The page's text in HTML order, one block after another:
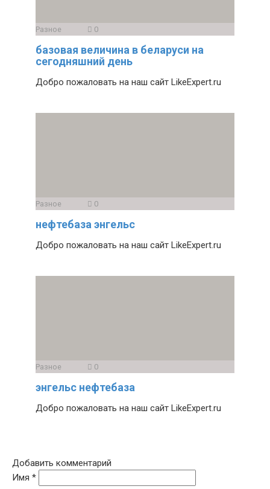
Разное 0
базовая величина в беларуси на
сегодняшний день
Добро пожаловать на наш сайт LikeExpert.ru
Разное 0
нефтебаза энгельс
Добро пожаловать на наш сайт LikeExpert.ru
Разное 0
энгельс нефтебаза
Добро пожаловать на наш сайт LikeExpert.ru
Добавить комментарий
Имя *